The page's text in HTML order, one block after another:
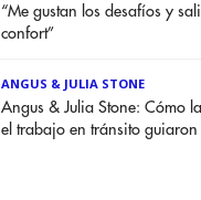
“Me gustan los desafíos y
confort”
ANGUS & JULIA STONE
Angus & Julia Stone: Cómo
el trabajo en tránsito guiaron